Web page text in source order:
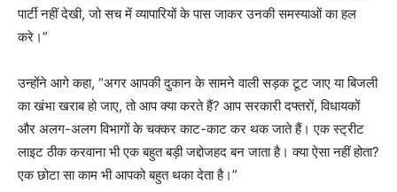
पार्टी नहीं देखी, जो सच में व्यापारियों के पास जाकर उनकी समस्याओं का हल
करे।”
उन्होंने आगे कहा, “अगर आपकी दुकान के सामने वाली सड़क टूट जाए या बिजली
का खंभा खराब हो जाए, तो आप क्या करते हैं? आप सरकारी दफ्तरों, विधायकों
और अलग-अलग विभागों के चक्कर काट-काट कर थक जाते हैं। एक स्ट्रीट
लाइट ठीक करवाना भी एक बहुत बड़ी जद्दोजहद बन जाता है। क्या ऐसा नहीं होता?
एक छोटा सा काम भी आपको बहुत थका देता है।”